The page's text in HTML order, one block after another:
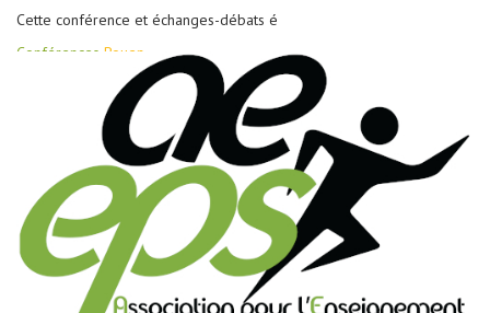
Cette conférence et échanges-débats é
Conférences Rouen